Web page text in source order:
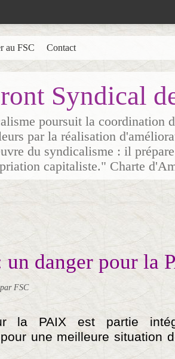
Syndical
poursuit la coordination
par la réalisation
du syndicalisme : il
capitaliste." Charte
au FSC Contact
un danger pour la
par FSC
la PAIX est partie
une meilleure situation